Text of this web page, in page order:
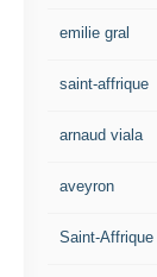
emilie gral
saint-affrique
arnaud viala
aveyron
Saint-Affrique